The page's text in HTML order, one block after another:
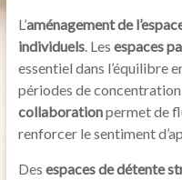
L’aménagement de
individuels. Les espaces
essentiel dans l’équilibre
périodes de
collaborationpermet de
renforcer le sentiment
Des espaces de détente